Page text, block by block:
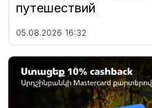
путешествий
05.08.2026 16:32